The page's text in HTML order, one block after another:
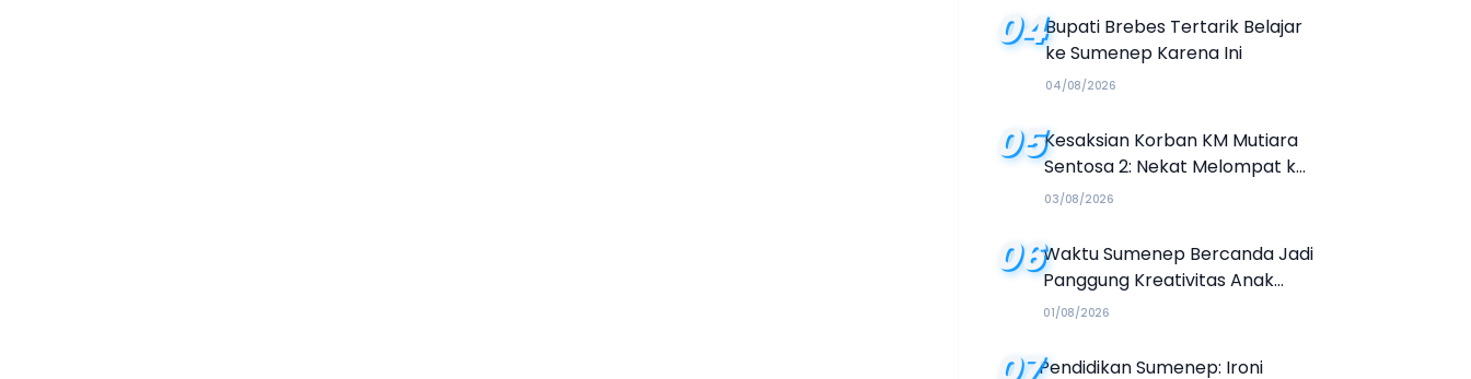
04Bupati Brebes Tertarik Belajar
ke Sumenep Karena Ini
04/08/2026
05Kesaksian Korban KM Mutiara
Sentosa 2: Nekat Melompat ke
Laut Meski Tak Bisa Berenang
03/08/2026
06Waktu Sumenep Bercanda Jadi
Panggung Kreativitas Anak
Muda, Hasilkan Kolaborasi
01/08/2026
Pendidikan Sumenep: Ironi